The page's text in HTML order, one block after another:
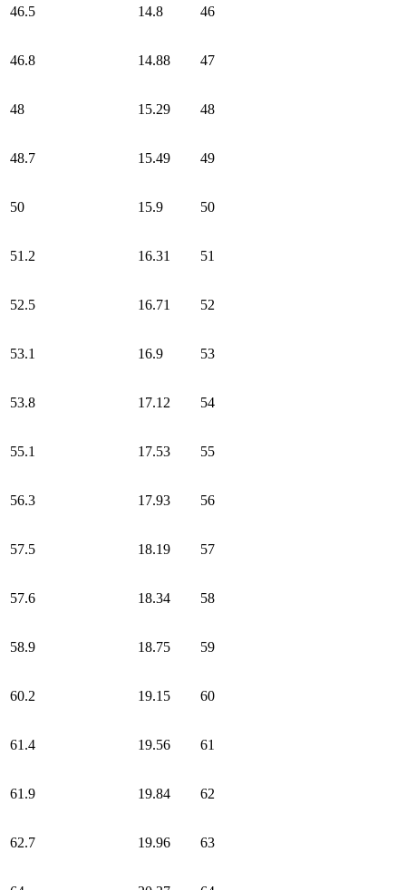
46.5 14.8 46
46.8 14.88 47
48 15.29 48
48.7 15.49 49
50 15.9 50
51.2 16.31 51
52.5 16.71 52
53.1 16.9 53
53.8 17.12 54
55.1 17.53 55
56.3 17.93 56
57.5 18.19 57
57.6 18.34 58
58.9 18.75 59
60.2 19.15 60
61.4 19.56 61
61.9 19.84 62
62.7 19.96 63